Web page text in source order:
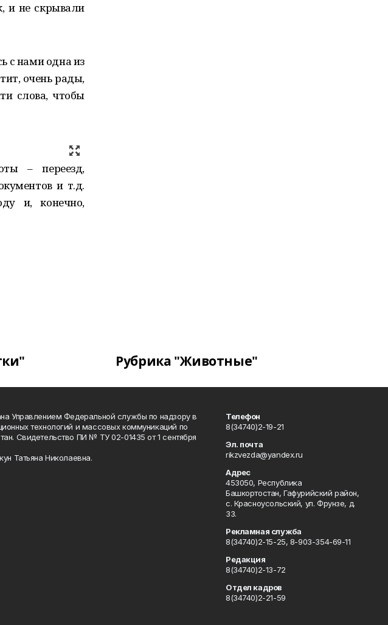
и не скрывали
с нами одна из
очень рады,
слова, чтобы
– переезд,
и т.д.
и, конечно,
Рубрика "Животные"
Управлением Федеральной службы по надзору в
технологий и массовых коммуникаций по
Свидетельство ПИ № ТУ 02-01435 от 1 сентября
Татьяна Николаевна.
Телефон
8(34740)2-19-21
Эл. почта
rikzvezda@yandex.ru
Адрес
453050, Республика
Башкортостан, Гафурийский район,
с. Красноусольский, ул. Фрунзе, д.
33.
Рекламная служба
8(34740)2-15-25, 8-903-354-69-11
Редакция
8(34740)2-13-72
Отдел кадров
8(34740)2-21-59